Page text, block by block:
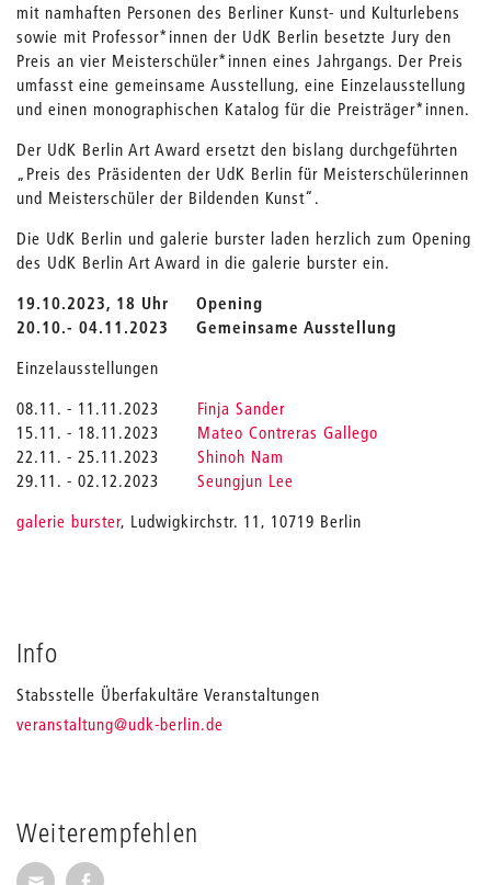
Weiterempfehlen
Seite per E-Mail weiterempfehlen
Seite auf Facebook weiterempfehlen
mit namhaften Personen des Berliner Kunst- und Kulturlebens
sowie mit Professor*innen der UdK Berlin besetzte Jury den
Preis an vier Meisterschüler*innen eines Jahrgangs. Der Preis
umfasst eine gemeinsame Ausstellung, eine Einzelausstellung
und einen monographischen Katalog für die Preisträger*innen.
Der UdK Berlin Art Award ersetzt den bislang durchgeführten
„Preis des Präsidenten der UdK Berlin für Meisterschülerinnen
und Meisterschüler der Bildenden Kunst“.
Die UdK Berlin und galerie burster laden herzlich zum Opening
des UdK Berlin Art Award in die galerie burster ein.
19.10.2023, 18 Uhr Opening
20.10.- 04.11.2023 Gemeinsame Ausstellung
Einzelausstellungen
08.11. - 11.11.2023 Finja Sander
15.11. - 18.11.2023 Mateo Contreras Gallego
22.11. - 25.11.2023 Shinoh Nam
29.11. - 02.12.2023 Seungjun Lee
galerie burster, Ludwigkirchstr. 11, 10719 Berlin
Info
Stabsstelle Überfakultäre Veranstaltungen
veranstaltung_
@udk-berlin.de